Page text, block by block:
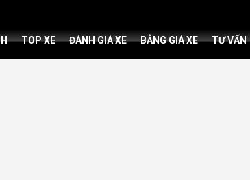
TOP XE ĐÁNH GIÁ XE BẢNG GIÁ XE TƯ VẤN